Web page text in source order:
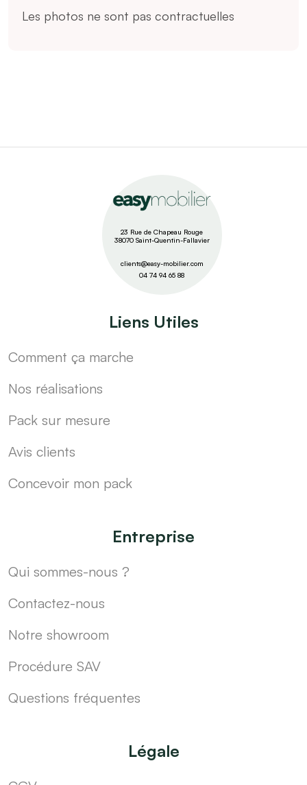
Les photos ne sont pas contractuelles
23 Rue de Chapeau Rouge
38070 Saint-Quentin-Fallavier
clients@easy-mobilier.com
04 74 94 65 88
Liens Utiles
Comment ça marche
Nos réalisations
Pack sur mesure
Avis clients
Concevoir mon pack
Entreprise
Qui sommes-nous ?
Contactez-nous
Notre showroom
Procédure SAV
Questions fréquentes
Légale